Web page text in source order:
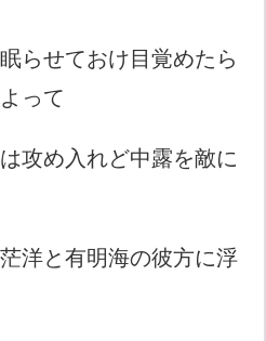
らせておけ目覚めたら
って
攻め入れど中露を敵に
洋と有明海の彼方に浮